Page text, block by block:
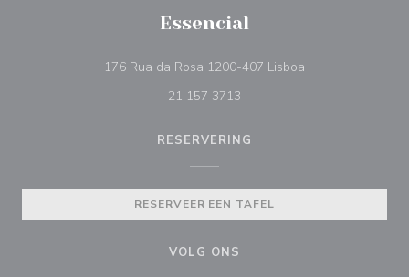
Essencial
176 Rua da Rosa 1200-407 Lisboa
21 157 3713
RESERVERING
RESERVEER EEN TAFEL
VOLG ONS